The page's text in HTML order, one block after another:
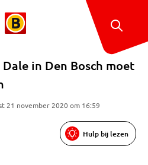
in Den Bosch moet
21 november 2020 om 16:59
Hulp bij lezen